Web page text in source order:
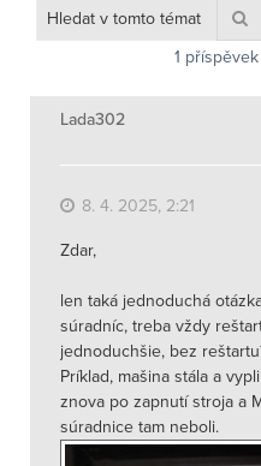
1
Lada302
8. 4. 2025, 2:21
Zdar,
len taká jednoduchá
súradníc, treba vždy
jednoduchšie, bez
Príklad, mašina stála a
znova po zapnutí stroja a
súradnice tam neboli.